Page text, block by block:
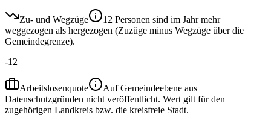
Zu- und Wegzüge
12 Personen sind im Jahr mehr
weggezogen als hergezogen (Zuzüge minus Wegzüge über die
Gemeindegrenze).
-12
Arbeitslosenquote
Auf Gemeindeebene aus
Datenschutzgründen nicht veröffentlicht. Wert gilt für den
zugehörigen Landkreis bzw. die kreisfreie Stadt.